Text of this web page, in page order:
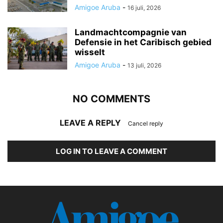
Amigoe Aruba - 16 juli, 2026
Landmachtcompagnie van
Defensie in het Caribisch gebied
wisselt
Amigoe Aruba - 13 juli, 2026
NO COMMENTS
LEAVE A REPLY Cancel reply
LOG IN TO LEAVE A COMMENT